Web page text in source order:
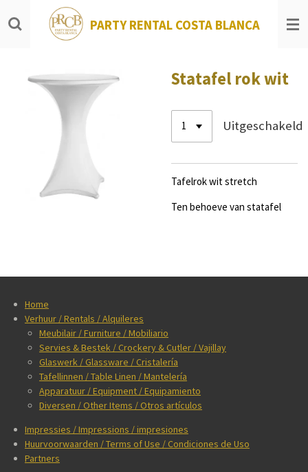
direct
hoofdinhoud
PARTY RENTAL COSTA BLANCA
Statafel rok wit
Uitgeschakeld
Tafelrok wit stretch
Ten behoeve van statafel
Home
Verhuur / Rentals / Alquileres
Meubilair / Furniture / Mobiliario
Servies & Bestek / Crockery & Cutler / Vajillay
Glaswerk / Glassware / Cristalería
Tafellinnen / Table Linen / Mantelería
Apparatuur / Equipment / Equipamiento
Diversen / Other Items / Otros artículos
Impressies / Impressions / impresiones
Huurvoorwaarden / Terms of Use / Condiciones de Uso
Partners